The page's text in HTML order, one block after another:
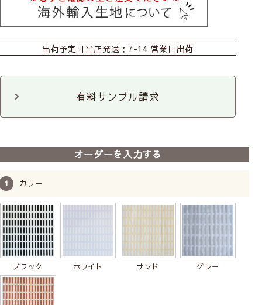
ロールスクリーン カフェ のれん
クッションカバー ファブリックパネル
ファブリックパネル
出荷予定日 当店発送：7-14 営業日出荷
有料サンプル請求
オーダーを入力する
カラー
ブラック ホワイト サンド グレー